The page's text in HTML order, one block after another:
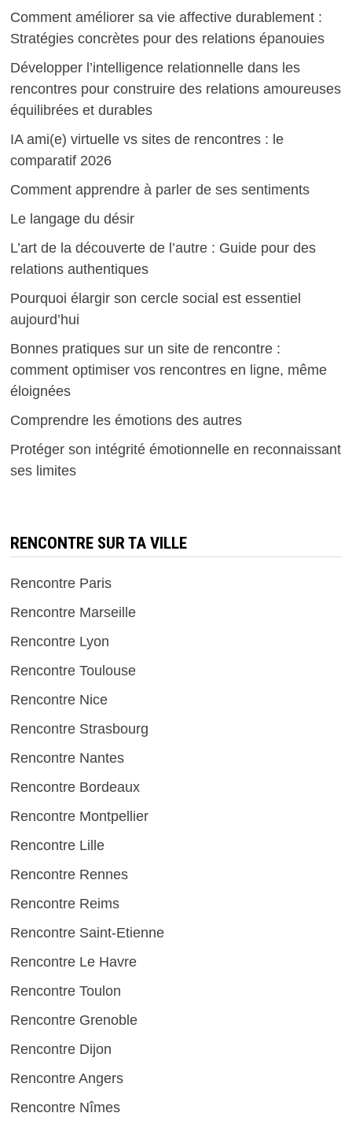
Comment améliorer sa vie affective durablement :
Stratégies concrètes pour des relations épanouies
Développer l’intelligence relationnelle dans les
rencontres pour construire des relations amoureuses
équilibrées et durables
IA ami(e) virtuelle vs sites de rencontres : le
comparatif 2026
Comment apprendre à parler de ses sentiments
Le langage du désir
L’art de la découverte de l’autre : Guide pour des
relations authentiques
Pourquoi élargir son cercle social est essentiel
aujourd’hui
Bonnes pratiques sur un site de rencontre :
comment optimiser vos rencontres en ligne, même
éloignées
Comprendre les émotions des autres
Protéger son intégrité émotionnelle en reconnaissant
ses limites
RENCONTRE SUR TA VILLE
Rencontre Paris
Rencontre Marseille
Rencontre Lyon
Rencontre Toulouse
Rencontre Nice
Rencontre Strasbourg
Rencontre Nantes
Rencontre Bordeaux
Rencontre Montpellier
Rencontre Lille
Rencontre Rennes
Rencontre Reims
Rencontre Saint-Etienne
Rencontre Le Havre
Rencontre Toulon
Rencontre Grenoble
Rencontre Dijon
Rencontre Angers
Rencontre Nîmes